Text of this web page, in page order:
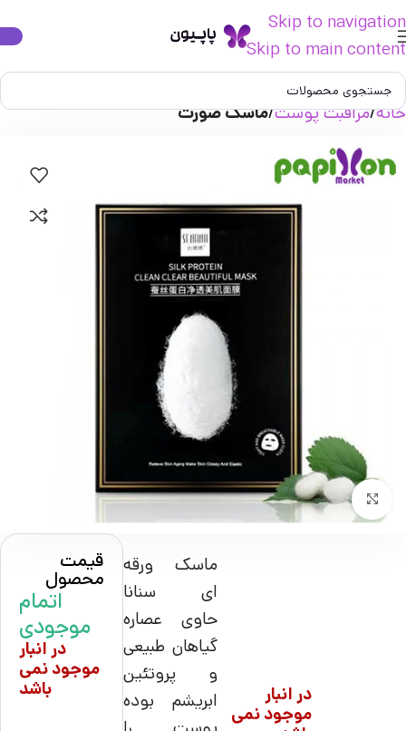
Skip to navigation
Skip to main content
خانه مراقبت پوست ماسک صورت
بزرگنمایی تصویر
در انبار
موجود نمی
ماسک ورقه
ای سنانا
حاوی عصاره
گیاهان طبیعی
و پروتئین
ابریشم بوده
قیمت
محصول
اتمام
موجودی
در انبار
موجود نمی
باشد